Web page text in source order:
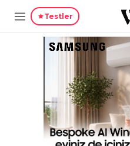
Testler